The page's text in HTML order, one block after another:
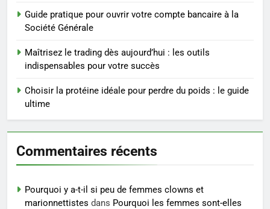
Infection chronique de l’oreille :
Les secrets révélés pour une
Ordinary
SANTÉ
6
Prévenir les chutes chez les
seniors: aménagement et
exercices
BIEN ÊTRE
Guide pratique pour ouvrir votre compte bancaire à la
Société Générale
Maîtrisez le trading dès aujourd’hui : les outils
indispensables pour votre succès
Choisir la protéine idéale pour perdre du poids : le guide
ultime
Commentaires récents
Pourquoi y a-t-il si peu de femmes clowns et
marionnettistes dans Pourquoi les femmes sont-elles